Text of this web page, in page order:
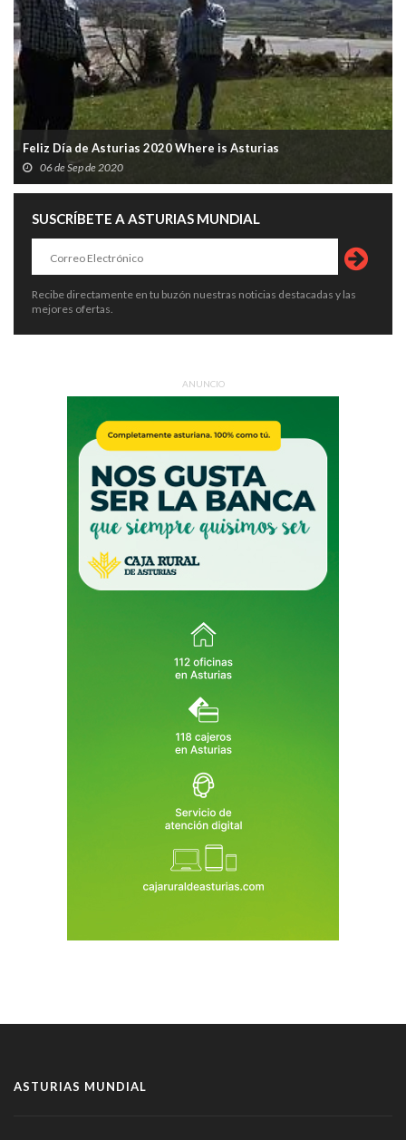
Feliz Día de Asturias 2020 Where is Asturias
06 de Sep de 2020
SUSCRÍBETE A ASTURIAS MUNDIAL
Recibe directamente en tu buzón nuestras noticias destacadas y las
mejores ofertas.
ANUNCIO
ASTURIAS MUNDIAL